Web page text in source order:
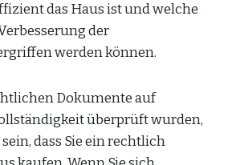
das Haus ist und welche
der
werden können.
Dokumente auf
überprüft wurden,
dass Sie ein rechtlich